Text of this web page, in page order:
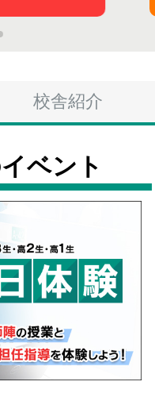
校舎紹介
ベント